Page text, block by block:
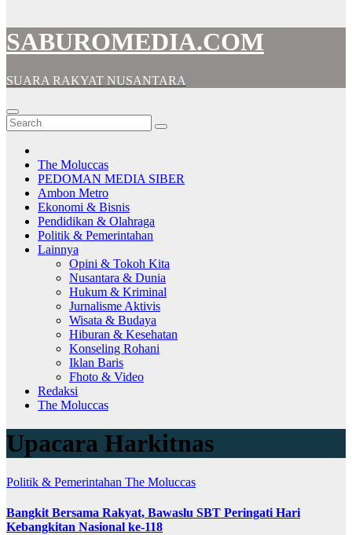
SABUROMEDIA.COM
SUARA RAKYAT NUSANTARA
The Moluccas
PEDOMAN MEDIA SIBER
Ambon Metro
Ekonomi & Bisnis
Pendidikan & Olahraga
Politik & Pemerintahan
Lainnya
Opini & Tokoh Kita
Nusantara & Dunia
Hukum & Kriminal
Jurnalisme Aktivis
Wisata & Budaya
Hiburan & Kesehatan
Konseling Rohani
Iklan Baris
Fhoto & Video
Redaksi
The Moluccas
Upacara Harkitnas
Politik & Pemerintahan The Moluccas
Bangkit Bersama Rakyat, Bawaslu SBT Peringati Hari
Kebangkitan Nasional ke-118